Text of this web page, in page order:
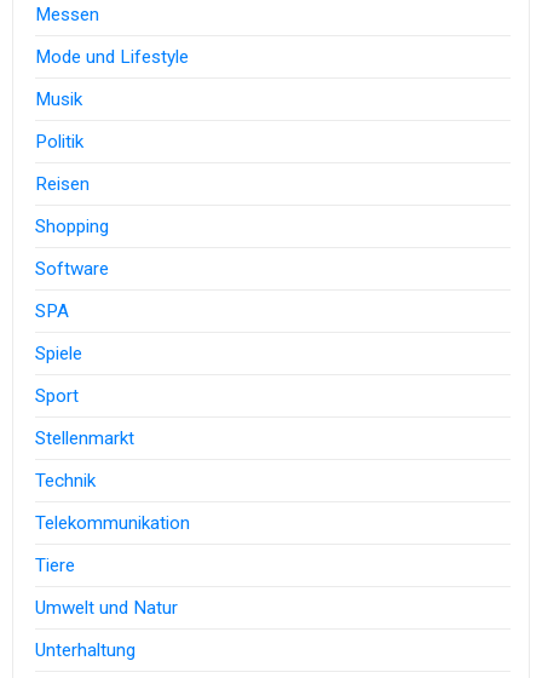
Messen
Mode und Lifestyle
Musik
Politik
Reisen
Shopping
Software
SPA
Spiele
Sport
Stellenmarkt
Technik
Telekommunikation
Tiere
Umwelt und Natur
Unterhaltung